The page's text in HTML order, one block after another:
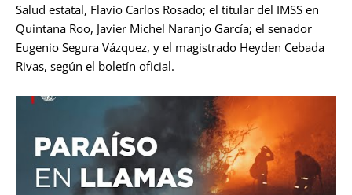
Salud estatal, Flavio Carlos Rosado; el titular del IMSS en
Quintana Roo, Javier Michel Naranjo García; el senador
Eugenio Segura Vázquez, y el magistrado Heyden Cebada
Rivas, según el boletín oficial.